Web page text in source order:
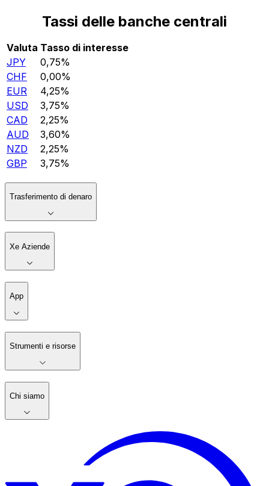
Tassi delle banche centrali
Valuta Tasso di interesse
JPY
0,75%
CHF
0,00%
EUR
4,25%
USD
3,75%
CAD
2,25%
AUD
3,60%
NZD
2,25%
GBP
3,75%
Trasferimento di denaro
Xe Aziende
App
Strumenti e risorse
Chi siamo